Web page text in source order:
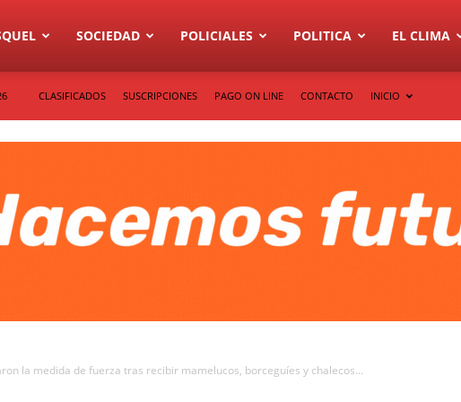
SOCIEDAD POLICIALES POLITICA EL CLIMA
CLASIFICADOS SUSCRIPCIONES PAGO ON LINE CONTACTO INICIO
la medida de fuerza tras recibir mamelucos, borceguíes y chalecos...